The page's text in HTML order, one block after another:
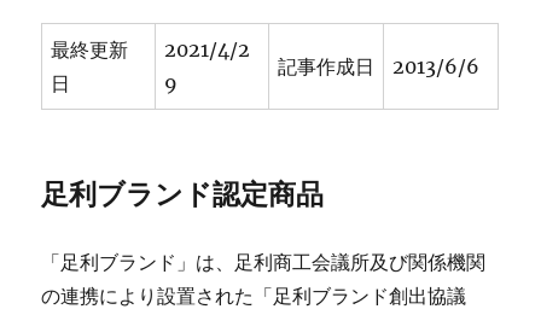
最終更新
日
2021/4/2
9
記事作成日 2013/6/6
足利ブランド認定商品
「足利ブランド」は、足利商工会議所及び関係機関
の連携により設置された「足利ブランド創出協議